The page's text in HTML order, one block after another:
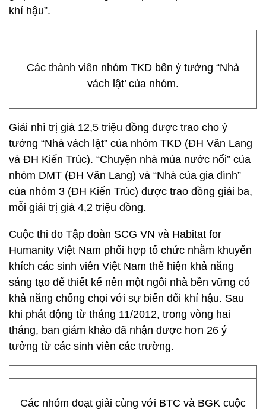
khí hậu”.
Các thành viên nhóm TKD bên ý tưởng “Nhà
vách lật’ của nhóm.
Giải nhì trị giá 12,5 triệu đồng được trao cho ý
tưởng “Nhà vách lật” của nhóm TKD (ĐH Văn Lang
và ĐH Kiến Trúc). “Chuyện nhà mùa nước nổi” của
nhóm DMT (ĐH Văn Lang) và “Nhà của gia đình”
của nhóm 3 (ĐH Kiến Trúc) được trao đồng giải ba,
mỗi giải trị giá 4,2 triệu đồng.
Cuộc thi do Tập đoàn SCG VN và Habitat for
Humanity Việt Nam phối hợp tổ chức nhằm khuyến
khích các sinh viên Việt Nam thể hiện khả năng
sáng tạo để thiết kế nên một ngôi nhà bền vững có
khả năng chống chọi với sự biến đổi khí hậu. Sau
khi phát động từ tháng 11/2012, trong vòng hai
tháng, ban giám khảo đã nhận được hơn 26 ý
tưởng từ các sinh viên các trường.
Các nhóm đoạt giải cùng với BTC và BGK cuộc